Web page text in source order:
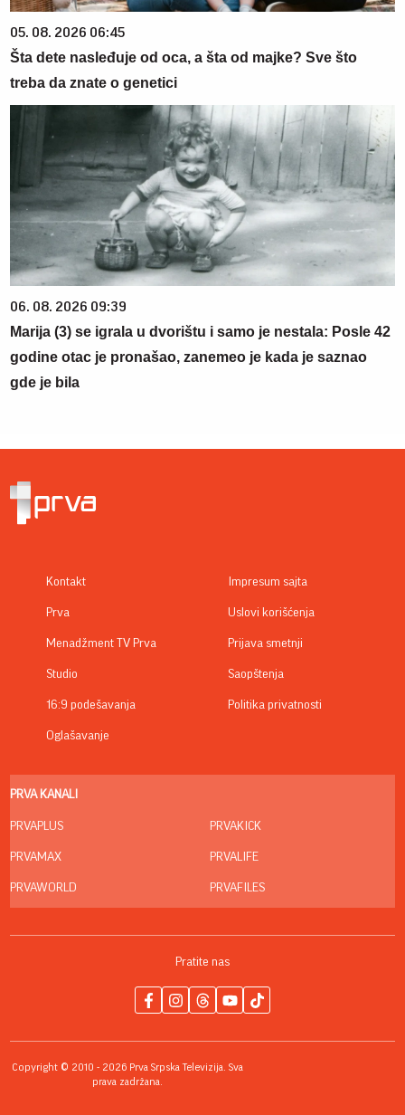
05. 08. 2026 06:45
Šta dete nasleđuje od oca, a šta od majke? Sve što
treba da znate o genetici
06. 08. 2026 09:39
Marija (3) se igrala u dvorištu i samo je nestala: Posle 42
godine otac je pronašao, zanemeo je kada je saznao
gde je bila
Kontakt
Prva
Menadžment TV Prva
Studio
16:9 podešavanja
Oglašavanje
Impresum sajta
Uslovi korišćenja
Prijava smetnji
Saopštenja
Politika privatnosti
PRVA KANALI
PRVAPLUS
PRVAMAX
PRVAWORLD
PRVAKICK
PRVALIFE
PRVAFILES
Pratite nas
Copyright © 2010 - 2026 Prva Srpska Televizija. Sva
prava zadržana.